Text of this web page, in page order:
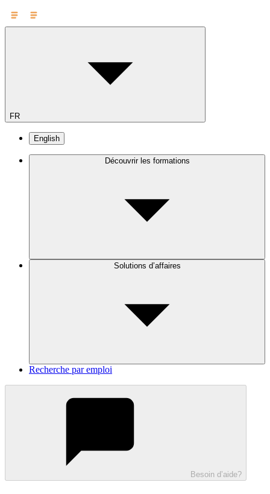
FR
English
Découvrir les formations
Solutions d’affaires
Recherche par emploi
Besoin d’aide?